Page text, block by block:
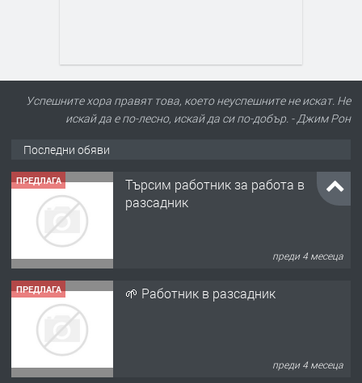
Успешните хора правят това, което неуспешните не искат. Не
искай да е по-лесно, искай да си по-добър. - Джим Рон
Последни обяви
ПРЕДЛАГА
Търсим работник за работа в
разсадник
преди 4 месеца
ПРЕДЛАГА 🌱 Работник в разсадник
преди 4 месеца